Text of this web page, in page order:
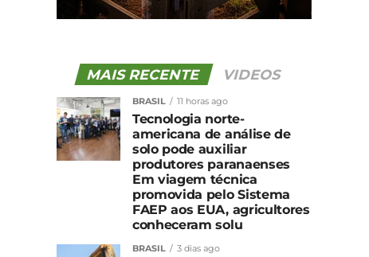
MAIS RECENTE VIDEOS
BRASIL 11 horas ago
Tecnologia norte-
americana de análise de
solo pode auxiliar
produtores paranaenses
Em viagem técnica
promovida pelo Sistema
FAEP aos EUA, agricultores
conheceram solu
BRASIL 3 dias ago